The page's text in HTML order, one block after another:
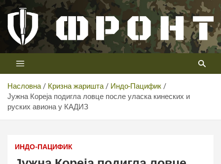
Скип
цонтент
Телевизија ФРОНТ
Први војни канал у Србији
Насловна Кризна жаришта
Индо-Пацифик
Јужна Кореја подигла ловце после уласка кинеских и
руских авиона у КАДИЗ
ИНДО-ПАЦИФИК